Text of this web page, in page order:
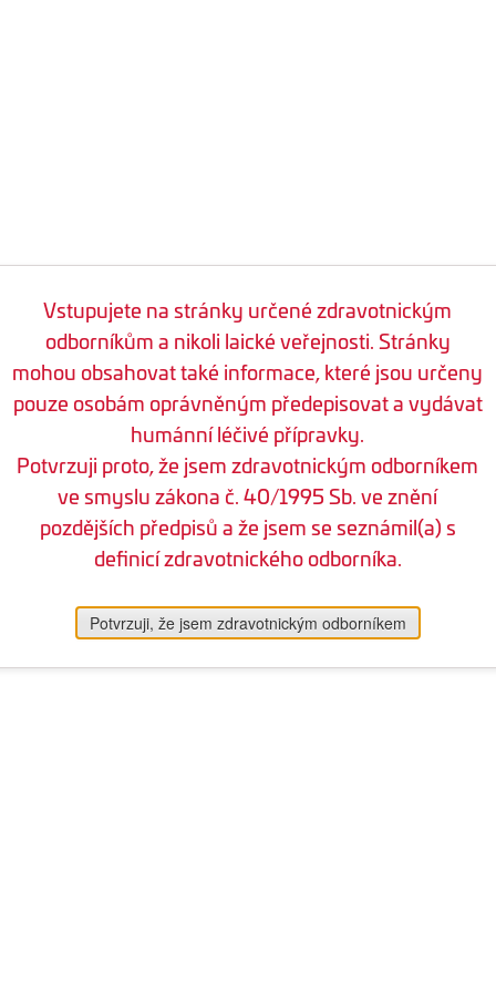
Vstupujete na stránky určené zdravotnickým
odborníkům a nikoli laické veřejnosti. Stránky
mohou obsahovat také informace, které jsou určeny
pouze osobám oprávněným předepisovat a vydávat
humánní léčivé přípravky.
Potvrzuji proto, že jsem zdravotnickým odborníkem
ve smyslu zákona č. 40/1995 Sb. ve znění
pozdějších předpisů a že jsem se seznámil(a) s
definicí zdravotnického odborníka.
Potvrzuji, že jsem zdravotnickým odborníkem